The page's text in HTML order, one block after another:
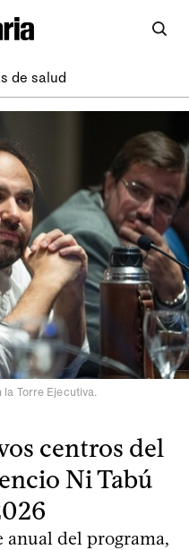
de salud
Torre Ejecutiva.
centros del
Ni Tabú
anual del programa,